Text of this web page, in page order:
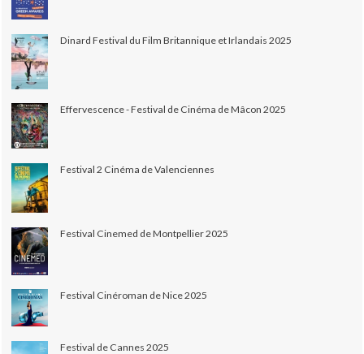
Dinard Festival du Film Britannique et Irlandais 2025
Effervescence - Festival de Cinéma de Mâcon 2025
Festival 2 Cinéma de Valenciennes
Festival Cinemed de Montpellier 2025
Festival Cinéroman de Nice 2025
Festival de Cannes 2025